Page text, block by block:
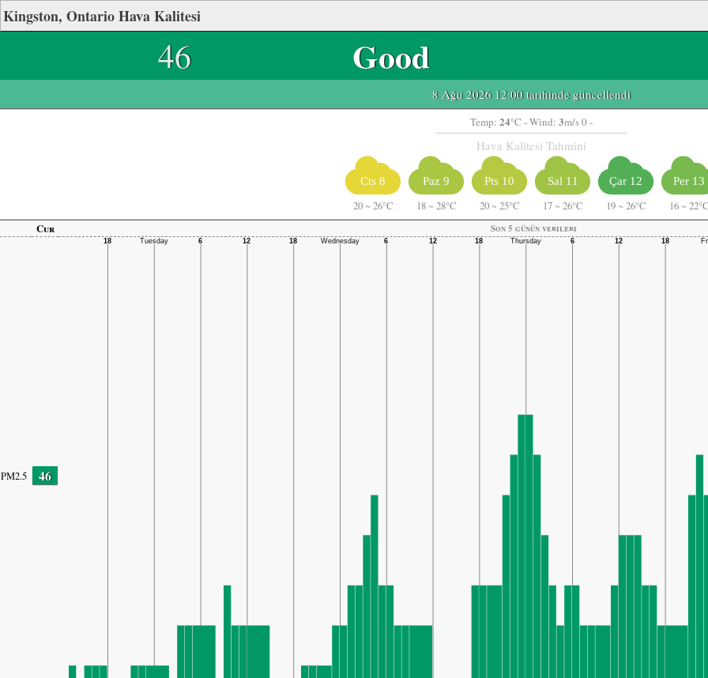
Kingston, Ontario Hava Kalitesi
46 Good
8 Ağu 2026 12:00 tarihinde güncellendi
Temp: 24°C - Wind: 3m/s 0 -
Hava Kalitesi Tahmini
Cts 8
20 ~ 26°C
Paz 9
18 ~ 28°C
Pts 10
20 ~ 25°C
Sal 11
17 ~ 26°C
Çar 12
19 ~ 26°C
Per 13
16 ~
Cur
Son 5 günün verileri
PM2.5 46